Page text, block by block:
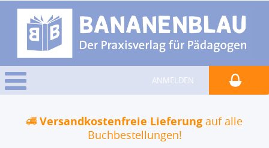
ANMELDEN
Versandkostenfreie Lieferung auf alle
Buchbestellungen!